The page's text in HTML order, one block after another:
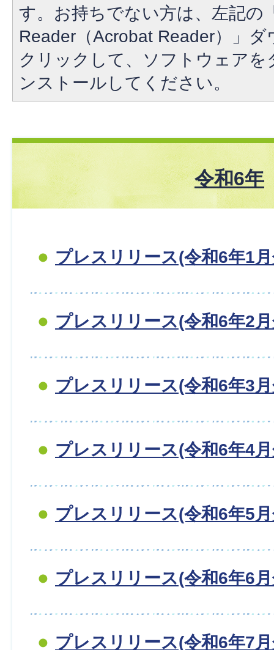
す。お持ちでない方は、左記の
Reader（Acrobat Reader）」
クリックして、ソフトウェア
ンストールしてください。
令和6年
プレスリリース(令和6年1
プレスリリース(令和6年2
プレスリリース(令和6年3
プレスリリース(令和6年4
プレスリリース(令和6年5
プレスリリース(令和6年6
プレスリリース(令和6年7